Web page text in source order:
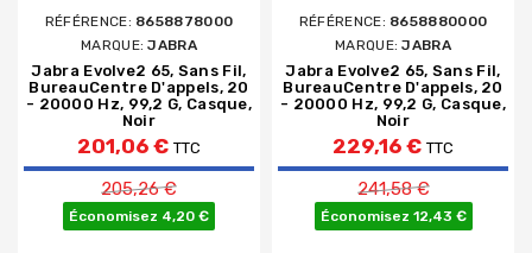
RÉFÉRENCE: 8658878000
MARQUE:JABRA
Jabra Evolve2 65, Sans Fil,
BureauCentre D'appels, 20
- 20000 Hz, 99,2 G, Casque,
Noir
201,06 € TTC
Prix de base
205,26 €
Économisez 4,20 €
RÉFÉRENCE: 8658880000
MARQUE:JABRA
Jabra Evolve2 65, Sans Fil,
BureauCentre D'appels, 20
- 20000 Hz, 99,2 G, Casque,
Noir
229,16 € TTC
Prix de base
241,58 €
Économisez 12,43 €